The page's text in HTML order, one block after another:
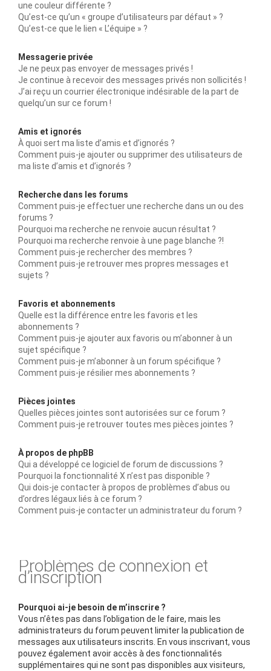
une couleur différente ?
Qu’est-ce qu’un « groupe d’utilisateurs par défaut » ?
Qu’est-ce que le lien « L’équipe » ?
Messagerie privée
Je ne peux pas envoyer de messages privés !
Je continue à recevoir des messages privés non sollicités !
J’ai reçu un courrier électronique indésirable de la part de
quelqu’un sur ce forum !
Amis et ignorés
À quoi sert ma liste d’amis et d’ignorés ?
Comment puis-je ajouter ou supprimer des utilisateurs de
ma liste d’amis et d’ignorés ?
Recherche dans les forums
Comment puis-je effectuer une recherche dans un ou des
forums ?
Pourquoi ma recherche ne renvoie aucun résultat ?
Pourquoi ma recherche renvoie à une page blanche ?!
Comment puis-je rechercher des membres ?
Comment puis-je retrouver mes propres messages et
sujets ?
Favoris et abonnements
Quelle est la différence entre les favoris et les
abonnements ?
Comment puis-je ajouter aux favoris ou m’abonner à un
sujet spécifique ?
Comment puis-je m’abonner à un forum spécifique ?
Comment puis-je résilier mes abonnements ?
Pièces jointes
Quelles pièces jointes sont autorisées sur ce forum ?
Comment puis-je retrouver toutes mes pièces jointes ?
À propos de phpBB
Qui a développé ce logiciel de forum de discussions ?
Pourquoi la fonctionnalité X n’est pas disponible ?
Qui dois-je contacter à propos de problèmes d’abus ou
d’ordres légaux liés à ce forum ?
Comment puis-je contacter un administrateur du forum ?
Problèmes de connexion et
d’inscription
Pourquoi ai-je besoin de m’inscrire ?
Vous n’êtes pas dans l’obligation de le faire, mais les
administrateurs du forum peuvent limiter la publication de
messages aux utilisateurs inscrits. En vous inscrivant, vous
pouvez également avoir accès à des fonctionnalités
supplémentaires qui ne sont pas disponibles aux visiteurs,